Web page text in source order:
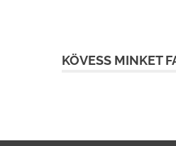
KÖVESS MINKET